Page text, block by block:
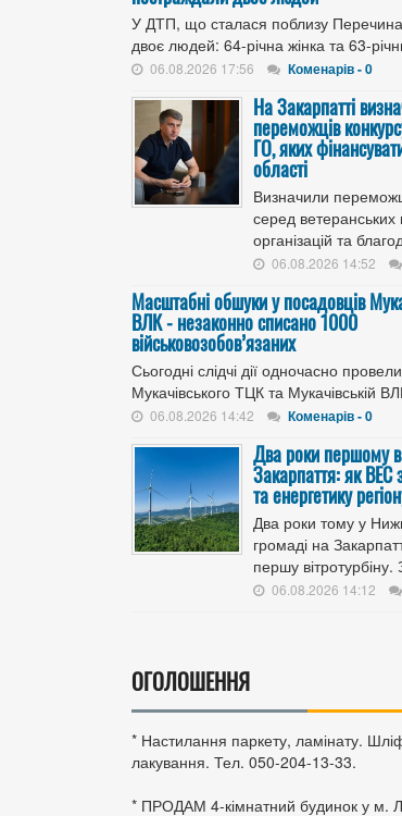
У ДТП, що сталася поблизу
двоє людей: 64-річна жінка та 63-
06.08.2026 17:56 Коменарів - 0
На Закарпатті
переможців
ГО, яких
області
Визначили
серед ветеранських
організацій та
06.08.2026 14:52
Масштабні обшуки у посадовців
ВЛК - незаконно списано 1000
військовозобов’язаних
Сьогодні слідчі дії одночасно
Мукачівського ТЦК та Мукачівській
06.08.2026 14:42 Коменарів - 0
Два роки першому
Закарпаття: як ВЕС
та енергетику
Два роки тому у
громаді на
першу вітротурбіну.
06.08.2026 14:12
ОГОЛОШЕННЯ
* Настилання паркету, ламінату.
лакування. Тел. 050-204-13-33.
* ПРОДАМ 4-кімнатний будинок у м.